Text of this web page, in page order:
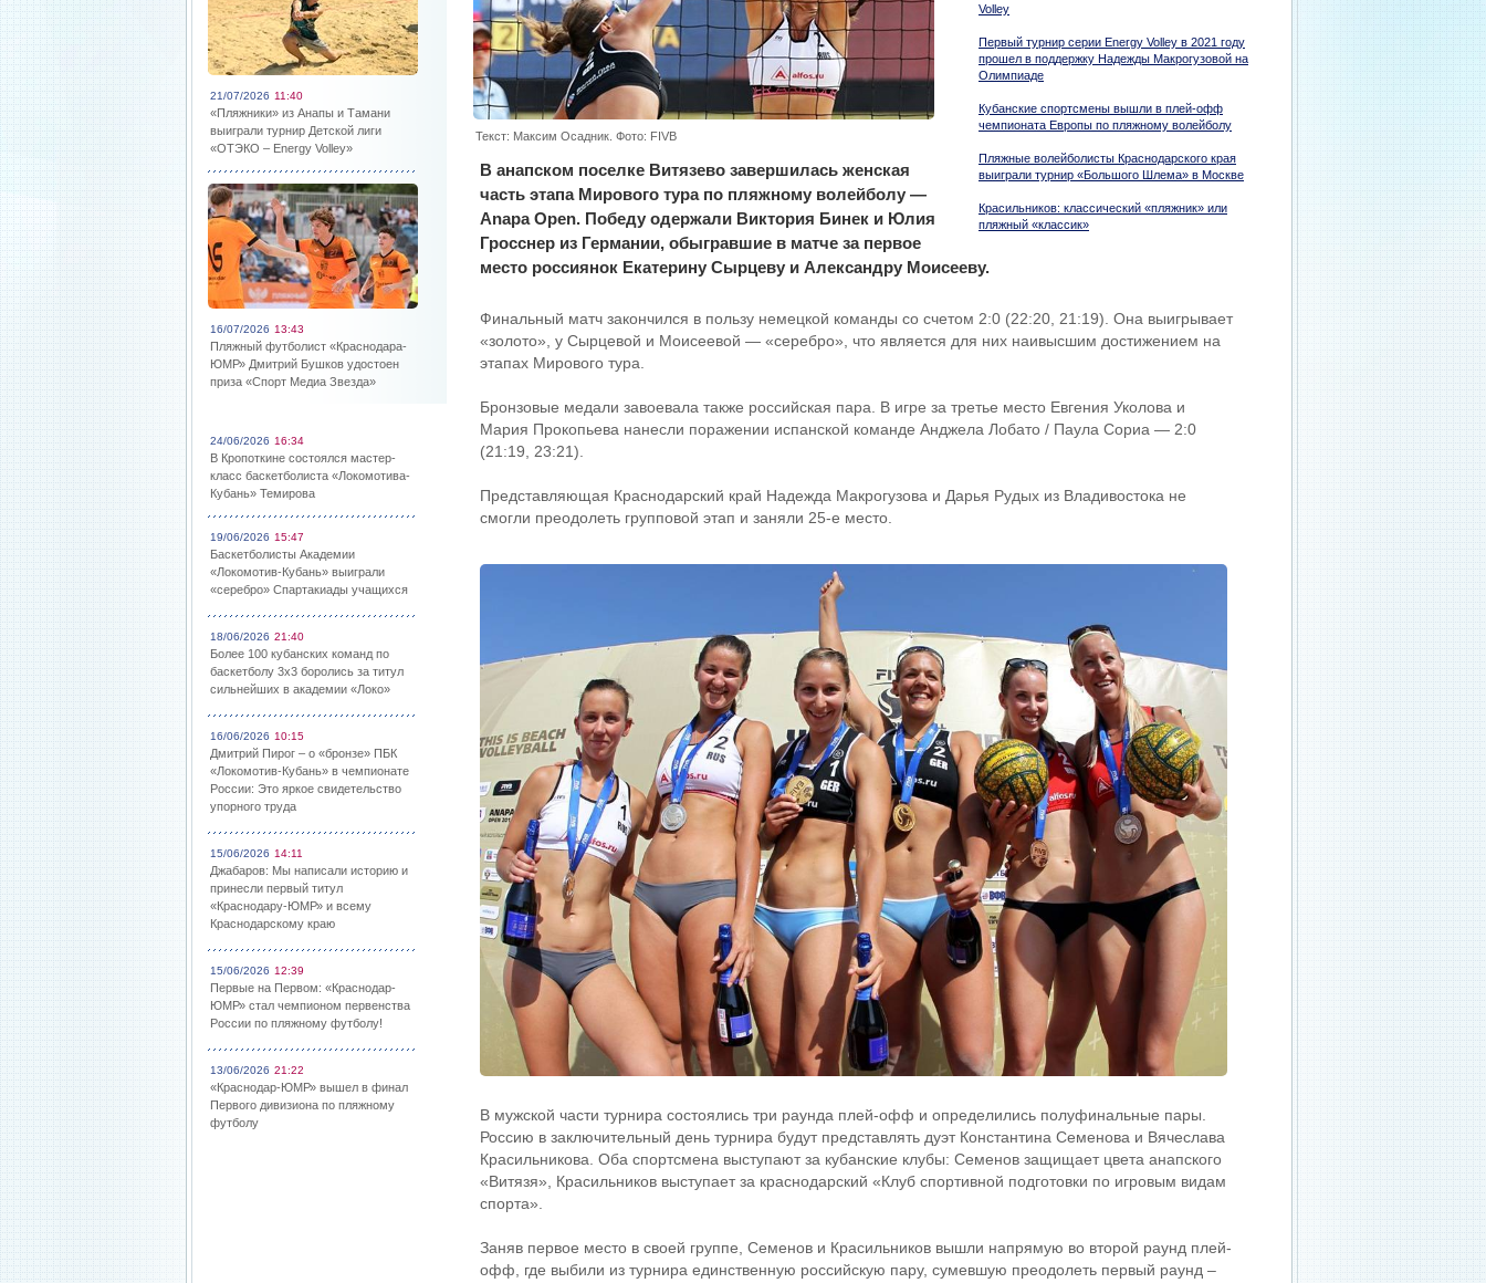
21/07/2026 11:40
«Пляжники» из Анапы и Тамани
выиграли турнир Детской лиги
«ОТЭКО – Energy Volley»
16/07/2026 13:43
Пляжный футболист «Краснодара-
ЮМР» Дмитрий Бушков удостоен
приза «Спорт Медиа Звезда»
24/06/2026 16:34
В Кропоткине состоялся мастер-
класс баскетболиста «Локомотива-
Кубань» Темирова
19/06/2026 15:47
Баскетболисты Академии
«Локомотив-Кубань» выиграли
«серебро» Спартакиады учащихся
18/06/2026 21:40
Более 100 кубанских команд по
баскетболу 3х3 боролись за титул
сильнейших в академии «Локо»
16/06/2026 10:15
Дмитрий Пирог – о «бронзе» ПБК
«Локомотив-Кубань» в чемпионате
России: Это яркое свидетельство
упорного труда
15/06/2026 14:11
Джабаров: Мы написали историю и
принесли первый титул
«Краснодару-ЮМР» и всему
Краснодарскому краю
15/06/2026 12:39
Первые на Первом: «Краснодар-
ЮМР» стал чемпионом первенства
России по пляжному футболу!
13/06/2026 21:22
«Краснодар-ЮМР» вышел в финал
Первого дивизиона по пляжному
футболу
Volley
Первый турнир серии Energy Volley в 2021 году
прошел в поддержку Надежды Макрогузовой на
Олимпиаде
Кубанские спортсмены вышли в плей-офф
чемпионата Европы по пляжному волейболу
Пляжные волейболисты Краснодарского края
выиграли турнир «Большого Шлема» в Москве
Красильников: классический «пляжник» или
пляжный «классик»
Текст: Максим Осадник. Фото: FIVB
В анапском поселке Витязево завершилась женская
часть этапа Мирового тура по пляжному волейболу —
Anapa Open. Победу одержали Виктория Бинек и Юлия
Гросснер из Германии, обыгравшие в матче за первое
место россиянок Екатерину Сырцеву и Александру Моисееву.
Финальный матч закончился в пользу немецкой команды со счетом 2:0 (22:20, 21:19). Она выигрывает
«золото», у Сырцевой и Моисеевой — «серебро», что является для них наивысшим достижением на
этапах Мирового тура.
Бронзовые медали завоевала также российская пара. В игре за третье место Евгения Уколова и
Мария Прокопьева нанесли поражении испанской команде Анджела Лобато / Паула Сориа — 2:0
(21:19, 23:21).
Представляющая Краснодарский край Надежда Макрогузова и Дарья Рудых из Владивостока не
смогли преодолеть групповой этап и заняли 25-е место.
В мужской части турнира состоялись три раунда плей-офф и определились полуфинальные пары.
Россию в заключительный день турнира будут представлять дуэт Константина Семенова и Вячеслава
Красильникова. Оба спортсмена выступают за кубанские клубы: Семенов защищает цвета анапского
«Витязя», Красильников выступает за краснодарский «Клуб спортивной подготовки по игровым видам
спорта».
Заняв первое место в своей группе, Семенов и Красильников вышли напрямую во второй раунд плей-
офф, где выбили из турнира единственную российскую пару, сумевшую преодолеть первый раунд –